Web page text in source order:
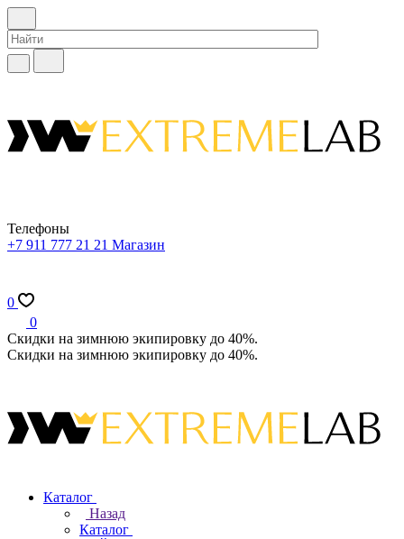
Телефоны
+7 911 777 21 21 Магазин
0
0
Скидки на зимнюю экипировку до 40%.
Скидки на зимнюю экипировку до 40%.
Каталог
Назад
Каталог